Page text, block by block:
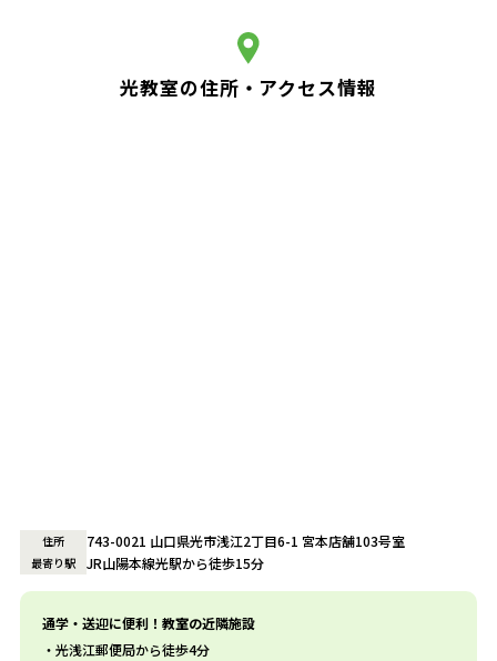
光教室の住所・アクセス情報
住所 743-0021 山口県光市浅江2丁目6-1 宮本店舗103号室
最寄り駅 JR山陽本線光駅から徒歩15分
通学・送迎に便利！教室の近隣施設
光浅江郵便局から徒歩4分